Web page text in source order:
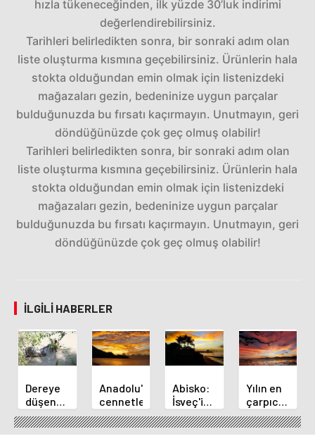
hızla tükeneceğinden, ilk yüzde 30’luk indirimi
değerlendirebilirsiniz.
Tarihleri belirledikten sonra, bir sonraki adım olan
liste oluşturma kısmına geçebilirsiniz. Ürünlerin hala
stokta olduğundan emin olmak için listenizdeki
mağazaları gezin, bedeninize uygun parçalar
bulduğunuzda bu fırsatı kaçırmayın. Unutmayın, geri
döndüğünüzde çok geç olmuş olabilir!
Tarihleri belirledikten sonra, bir sonraki adım olan
liste oluşturma kısmına geçebilirsiniz. Ürünlerin hala
stokta olduğundan emin olmak için listenizdeki
mağazaları gezin, bedeninize uygun parçalar
bulduğunuzda bu fırsatı kaçırmayın. Unutmayın, geri
döndüğünüzde çok geç olmuş olabilir!
İLGILI HABERLER
Dereye
düşen
atı
itfaiye
Anadolu'nun
cennetleri
Abisko:
İsveç'in
en
kuzey
Yılın en
çarpıcı
astronomi
fotoğrafları